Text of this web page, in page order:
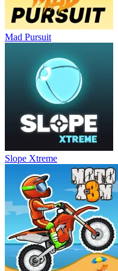
Mad Pursuit
Slope Xtreme